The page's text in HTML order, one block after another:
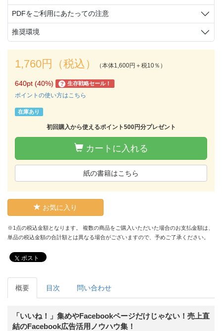
PDFをご利用にあたっての注意
推奨環境
1,760円（税込） （本体1,600円＋税10％）
640pt (40%) ? 生存戦略セール！
ポイントの使い方はこちら
在庫あり
初回購入から使えるポイント500円分プレゼント
カートに入れる
紙の書籍はこちら
お気に入り
※1点の税込金額となります。 複数の商品をご購入いただいた場合のお支払金額は、
単品の税込金額の合計額とは異なる場合がございますので、予めご了承ください。
ポスト
概要 目次 問い合わせ
「いいね！」集めやFacebookページだけじゃない！売上直
結のFacebook広告活用ノウハウ集！